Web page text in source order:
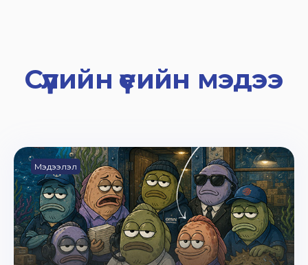
Сүүлийн үеийн мэдээ
Мэдээлэл